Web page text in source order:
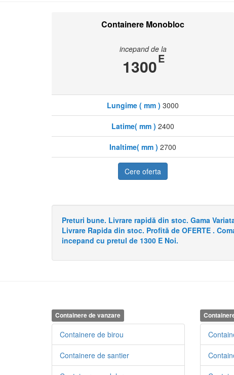
Containere Monobloc
incepand de la
1300E
Lungime ( mm ) 3000
Latime( mm ) 2400
Inaltime( mm ) 2700
Cere oferta
Preturi bune. Livrare rapidă din stoc. Gama
Livrare Rapida din stoc. Profită de OFERTE .
incepand cu pretul de 1300 E Noi.
Containere de vanzare
Containere de birou
Containere de santier